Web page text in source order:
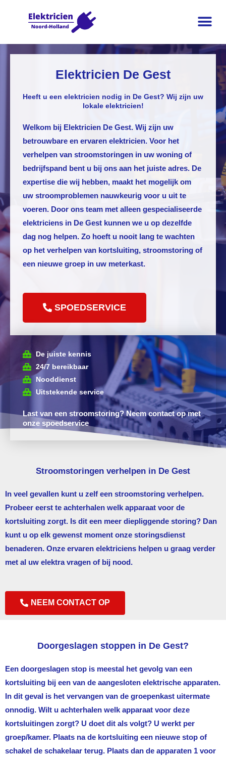
Elektricien De Gest
Heeft u een elektricien nodig in De Gest? Wij zijn uw
lokale elektricien!
Welkom bij Elektricien De Gest. Wij zijn uw
betrouwbare en ervaren elektricien. Voor het
verhelpen van stroomstoringen in uw woning of
bedrijfspand bent u bij ons aan het juiste adres. De
expertise die wij hebben, maakt het mogelijk om
uw stroomproblemen nauwkeurig voor u uit te
voeren. Door ons team met alleen gespecialiseerde
elektriciens in De Gest kunnen we u op dezelfde
dag nog helpen. Zo hoeft u nooit lang te wachten
op het verhelpen van kortsluiting, stroomstoring of
een nieuwe groep in uw meterkast.
SPOEDSERVICE
De juiste kennis
24/7 bereikbaar
Nooddienst
Uitstekende service
Last van een stroomstoring? Neem contact op met
onze spoedservice
Stroomstoringen verhelpen in De Gest
In veel gevallen kunt u zelf een stroomstoring verhelpen.
Probeer eerst te achterhalen welk apparaat voor de
kortsluiting zorgt. Is dit een meer diepliggende storing? Dan
kunt u op elk gewenst moment onze storingsdienst
benaderen. Onze ervaren elektriciens helpen u graag verder
met al uw elektra vragen of bij nood.
NEEM CONTACT OP
Doorgeslagen stoppen in De Gest?
Een doorgeslagen stop is meestal het gevolg van een
kortsluiting bij een van de aangesloten elektrische apparaten.
In dit geval is het vervangen van de groepenkast uitermate
onnodig. Wilt u achterhalen welk apparaat voor deze
kortsluitingen zorgt? U doet dit als volgt? U werkt per
groep/kamer. Plaats na de kortsluiting een nieuwe stop of
schakel de schakelaar terug. Plaats dan de apparaten 1 voor